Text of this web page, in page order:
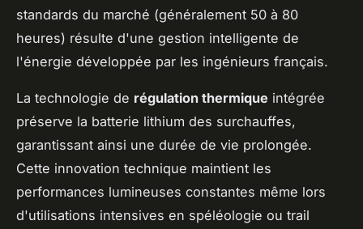
standards du marché (généralement 50 à 80
heures) résulte d'une gestion intelligente de
l'énergie développée par les ingénieurs français.
La technologie de régulation thermique intégrée
préserve la batterie lithium des surchauffes,
garantissant ainsi une durée de vie prolongée.
Cette innovation technique maintient les
performances lumineuses constantes même lors
d'utilisations intensives en spéléologie ou trail